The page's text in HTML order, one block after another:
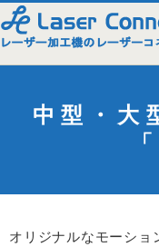
レーザー加工機とは
レーザー加工機一覧
▼ エピログレーザ
中型・大
オリジナルなモーショ